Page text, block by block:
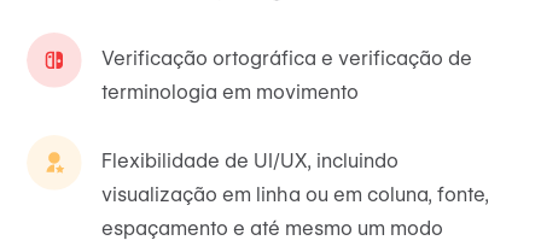
Verificação ortográfica e verificação de
terminologia em movimento
Flexibilidade de UI/UX, incluindo
visualização em linha ou em coluna, fonte,
espaçamento e até mesmo um modo